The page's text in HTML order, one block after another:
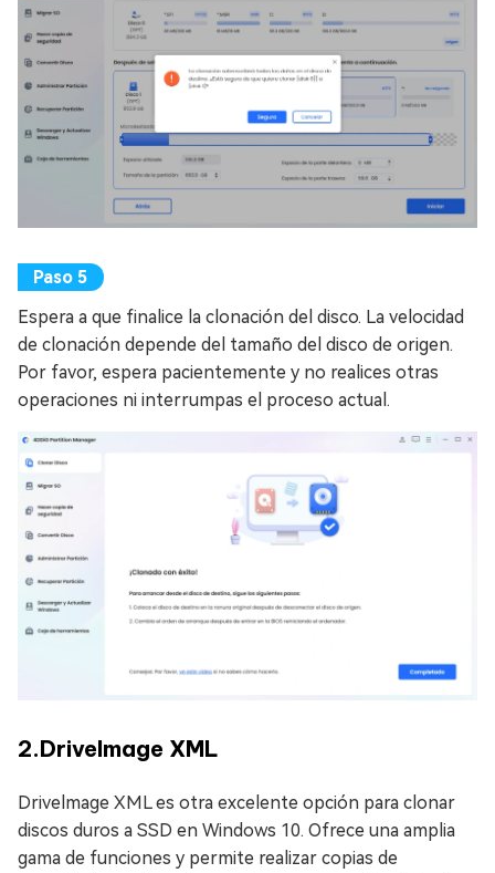
Espera a que finalice la clonación del disco. La velocidad
de clonación depende del tamaño del disco de origen.
Por favor, espera pacientemente y no realices otras
operaciones ni interrumpas el proceso actual.
2.Drivelmage XML
Drivelmage XML es otra excelente opción para clonar
discos duros a SSD en Windows 10. Ofrece una amplia
gama de funciones y permite realizar copias de